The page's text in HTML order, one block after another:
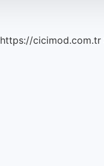
https://cicimod.com.tr